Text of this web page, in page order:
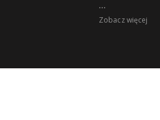
...
Zobacz więcej